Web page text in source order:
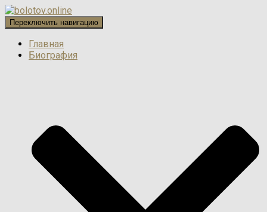
Переключить навигацию
Главная
Биография